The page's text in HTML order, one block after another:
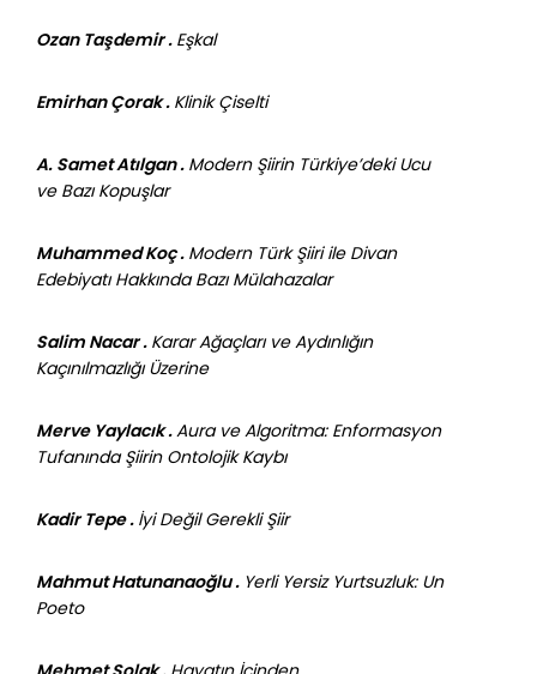
Ozan Taşdemir . Eşkal
Emirhan Çorak . Klinik Çiselti
A. Samet Atılgan . Modern Şiirin Türkiye’deki Ucu
ve Bazı Kopuşlar
Muhammed Koç . Modern Türk Şiiri ile Divan
Edebiyatı Hakkında Bazı Mülahazalar
Salim Nacar . Karar Ağaçları ve Aydınlığın
Kaçınılmazlığı Üzerine
Merve Yaylacık .Aura ve Algoritma: Enformasyon
Tufanında Şiirin Ontolojik Kaybı
Kadir Tepe . İyi Değil Gerekli Şiir
Mahmut Hatunanaoğlu . Yerli Yersiz Yurtsuzluk: Un
Poeto